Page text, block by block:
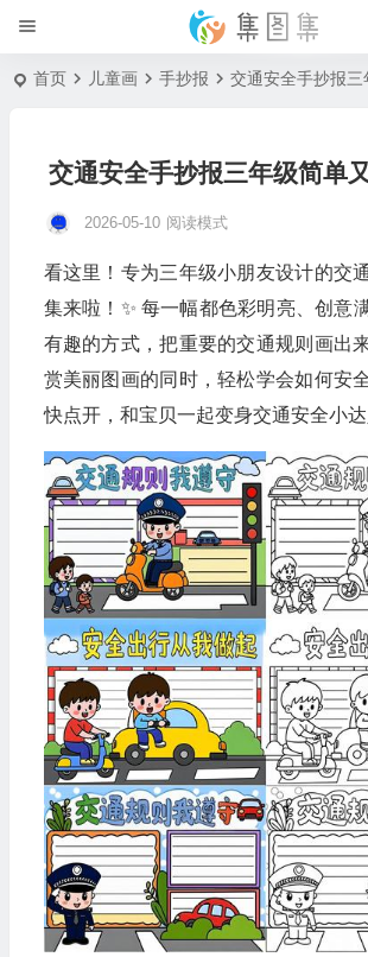
首页 儿童画 手抄报 交通安全手抄报
交通安全手抄报三年级简单
2026-05-10 阅读模式
看这里！专为三年级小朋友设计的交
集来啦！✨ 每一幅都色彩明亮、创意
有趣的方式，把重要的交通规则画出
赏美丽图画的同时，轻松学会如何安
快点开，和宝贝一起变身交通安全小达